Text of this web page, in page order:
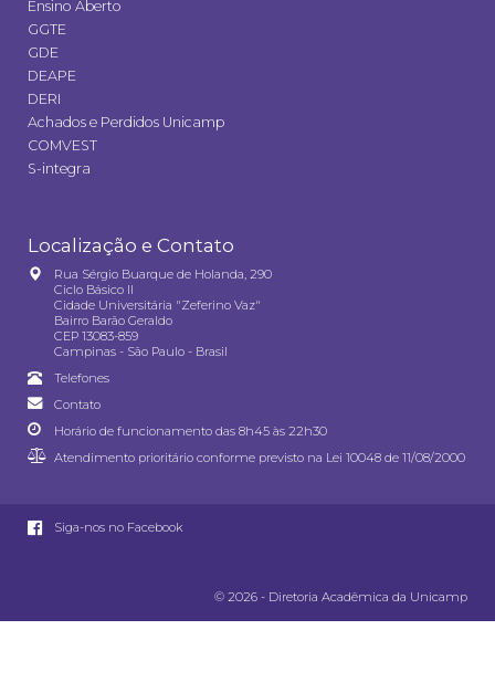
Ensino Aberto
GGTE
GDE
DEAPE
DERI
Achados e Perdidos Unicamp
COMVEST
S-integra
Localização e Contato
Rua Sérgio Buarque de Holanda, 290
Ciclo Básico II
Cidade Universitária "Zeferino Vaz"
Bairro Barão Geraldo
CEP 13083-859
Campinas - São Paulo - Brasil
Telefones
Contato
Horário de funcionamento das 8h45 às 22h30
Atendimento prioritário conforme previsto na Lei 10048 de 11/08/2000
Siga-nos no Facebook
© 2026 - Diretoria Acadêmica da Unicamp